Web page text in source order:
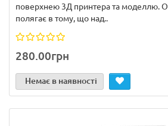
поверхнею 3Д принтера та моделлю.
полягає в тому, що над..
280.00грн
Немає в наявності